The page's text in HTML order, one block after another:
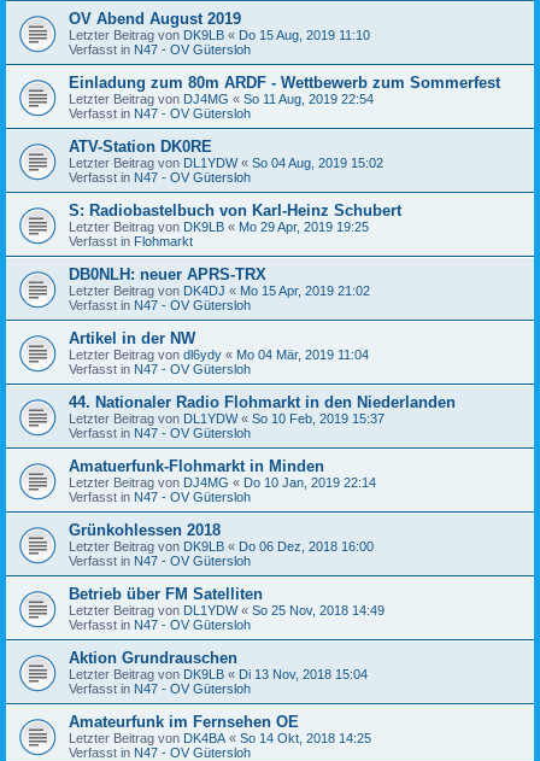
OV Abend August 2019
Letzter Beitrag von DK9LB « Do 15 Aug, 2019 11:10
Verfasst in N47 - OV Gütersloh
Einladung zum 80m ARDF - Wettbewerb zum Sommerfest
Letzter Beitrag von DJ4MG « So 11 Aug, 2019 22:54
Verfasst in N47 - OV Gütersloh
ATV-Station DK0RE
Letzter Beitrag von DL1YDW« So 04 Aug, 2019 15:02
Verfasst in N47 - OV Gütersloh
S: Radiobastelbuch von Karl-Heinz Schubert
Letzter Beitrag von DK9LB « Mo 29 Apr, 2019 19:25
Verfasst in Flohmarkt
DB0NLH: neuer APRS-TRX
Letzter Beitrag von DK4DJ « Mo 15 Apr, 2019 21:02
Verfasst in N47 - OV Gütersloh
Artikel in der NW
Letzter Beitrag von dl6ydy « Mo 04 Mär, 2019 11:04
Verfasst in N47 - OV Gütersloh
44. Nationaler Radio Flohmarkt in den Niederlanden
Letzter Beitrag von DL1YDW« So 10 Feb, 2019 15:37
Verfasst in N47 - OV Gütersloh
Amatuerfunk-Flohmarkt in Minden
Letzter Beitrag von DJ4MG « Do 10 Jan, 2019 22:14
Verfasst in N47 - OV Gütersloh
Grünkohlessen 2018
Letzter Beitrag von DK9LB « Do 06 Dez, 2018 16:00
Verfasst in N47 - OV Gütersloh
Betrieb über FM Satelliten
Letzter Beitrag von DL1YDW« So 25 Nov, 2018 14:49
Verfasst in N47 - OV Gütersloh
Aktion Grundrauschen
Letzter Beitrag von DK9LB « Di 13 Nov, 2018 15:04
Verfasst in N47 - OV Gütersloh
Amateurfunk im Fernsehen OE
Letzter Beitrag von DK4BA « So 14 Okt, 2018 14:25
Verfasst in N47 - OV Gütersloh